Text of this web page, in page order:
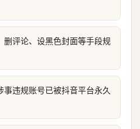
评论、设黑色封面等手段规
违规账号已被抖音平台永久